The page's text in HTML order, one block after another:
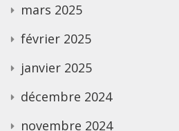
mars 2025
février 2025
janvier 2025
décembre 2024
novembre 2024